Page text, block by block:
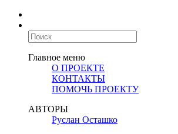
Главное меню
О ПРОЕКТЕ
КОНТАКТЫ
ПОМОЧЬ ПРОЕКТУ
АВТОРЫ
Руслан Осташко